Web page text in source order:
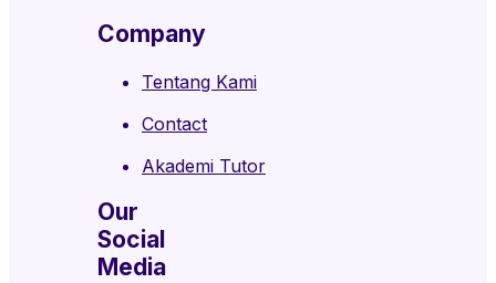
Company
Tentang Kami
Contact
Akademi Tutor
Our
Social
Media